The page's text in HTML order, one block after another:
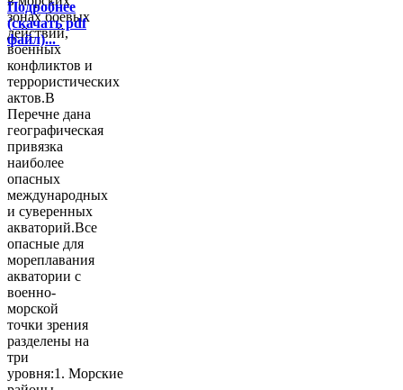
зонах боевых
действий,
военных
конфликтов и
террористических
актов.В
Перечне дана
географическая
привязка
наиболее
опасных
международных
и суверенных
акваторий.Все
опасные для
мореплавания
акватории с
военно-
морской
точки зрения
разделены на
три
уровня:1. Морские
Подробнее
(скачать pdf
файл)...